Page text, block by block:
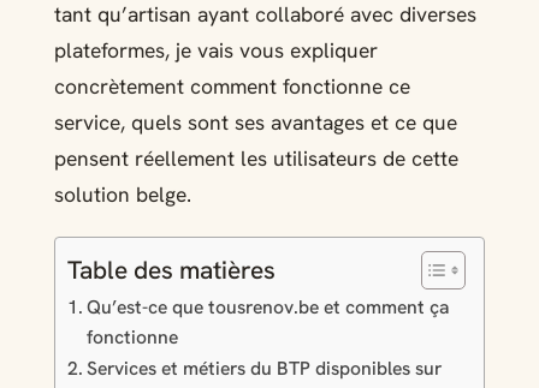
tant qu’artisan ayant collaboré avec diverses
plateformes, je vais vous expliquer
concrètement comment fonctionne ce
service, quels sont ses avantages et ce que
pensent réellement les utilisateurs de cette
solution belge.
Table des matières
Qu’est-ce que tousrenov.be et comment ça
fonctionne
Services et métiers du BTP disponibles sur